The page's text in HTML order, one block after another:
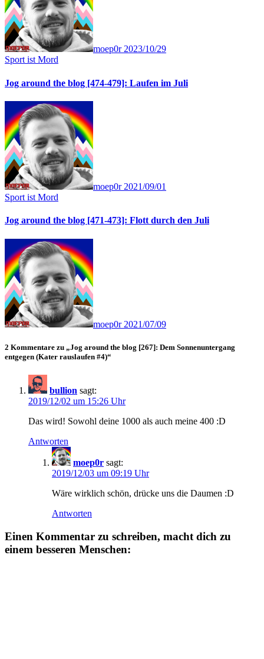
moep0r2023/10/29
Sport ist Mord
Jog around the blog [474-479]: Laufen im Juli
moep0r 2021/09/01
Sport ist Mord
Jog around the blog [471-473]: Flott durch den Juli
moep0r 2021/07/09
2 Kommentare zu „Jog around the blog [267]: Dem Sonnenuntergang
entgegen (Kater rauslaufen #4)“
bullion sagt:
2019/12/02 um 15:26 Uhr
Das wird! Sowohl deine 1000 als auch meine 400 :D
Antworten
moep0r sagt:
2019/12/03 um 09:19 Uhr
Wäre wirklich schön, drücke uns die Daumen :D
Antworten
Einen Kommentar zu schreiben, macht dich zu
einem besseren Menschen: